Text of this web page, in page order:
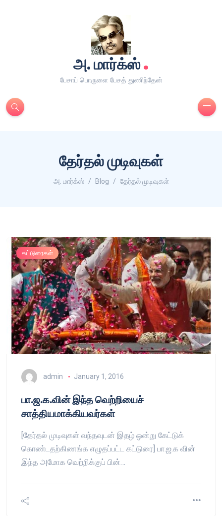
அ. மார்க்ஸ்.
பேசாப் பொருளை பேசத் துணிந்தேன்
தேர்தல் முடிவுகள்
அ. மார்க்ஸ் Blog தேர்தல் முடிவுகள்
கட்டுரைகள்
admin January 1, 2016
பா.ஜ.க.வின் இந்த வெற்றியைச்
சாத்தியமாக்கியவர்கள்
[தேர்தல் முடிவுகள் வந்தவுடன் இதழ் ஒன்று கேட்டுக்
கொண்டதற்கிணங்க எழுதப்பட்ட கட்டுரை] பா.ஜ.க வின்
இந்த அமோக வெற்றிக்குப் பின்…